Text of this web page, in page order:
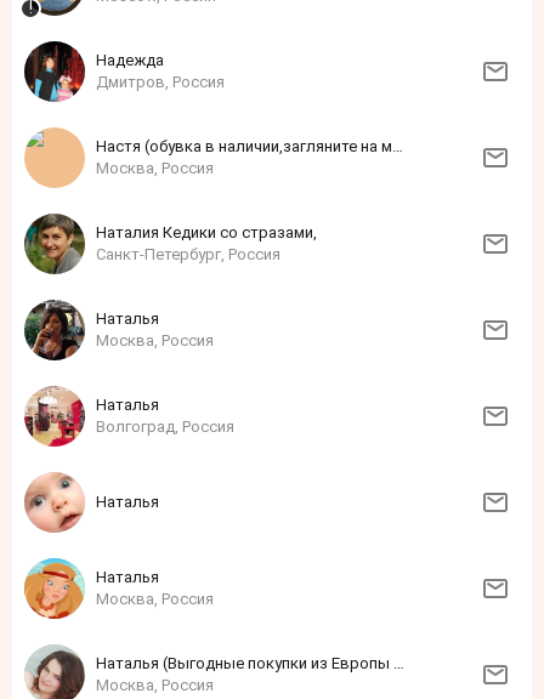
Надежда
Дмитров, Россия
Настя (обувка в наличии,загляните на мою ярмарку)
Москва, Россия
Наталия Кедики со стразами,
Санкт-Петербург, Россия
Наталья
Москва, Россия
Наталья
Волгоград, Россия
Наталья
Наталья
Москва, Россия
Наталья (Выгодные покупки из Европы и США)
Москва, Россия